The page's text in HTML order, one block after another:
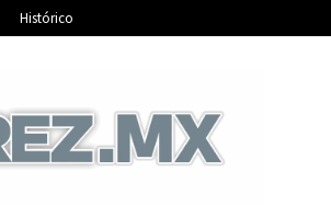
Histórico